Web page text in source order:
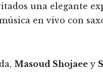
una elegante
en vivo con
Masoud Shojaee y